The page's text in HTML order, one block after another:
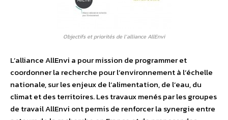
Objectifs et priorités de l’alliance AllEnvi
L’alliance AllEnvi a pour mission de programmer et
coordonner la recherche pour l’environnement à l’échelle
nationale, sur les enjeux de l’alimentation, de l’eau, du
climat et des territoires. Les travaux menés par les groupes
de travail AllEnvi ont permis de renforcer la synergie entre